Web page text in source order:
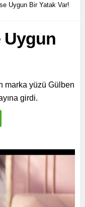
Uygun Bir Yatak Var!
Uygun
marka yüzü Gülben
girdi.